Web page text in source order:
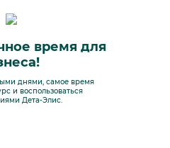
время для
днями, самое время
и воспользоваться
Дета-Элис.